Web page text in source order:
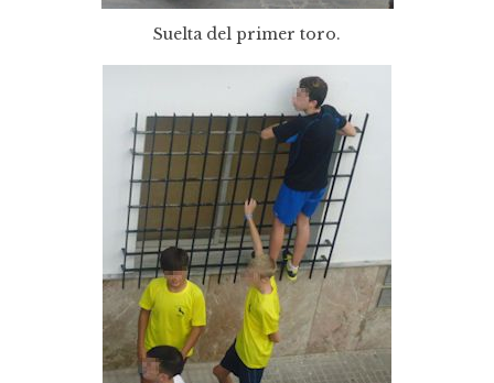
Suelta del primer toro.